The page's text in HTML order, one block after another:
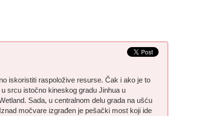
iskoristiti raspoložive resurse. Čak i ako je to
srcu istočno kineskog gradu Jinhua u
Sada, u centralnom delu grada na ušću
močvare izgrađen je pešački most koji ide